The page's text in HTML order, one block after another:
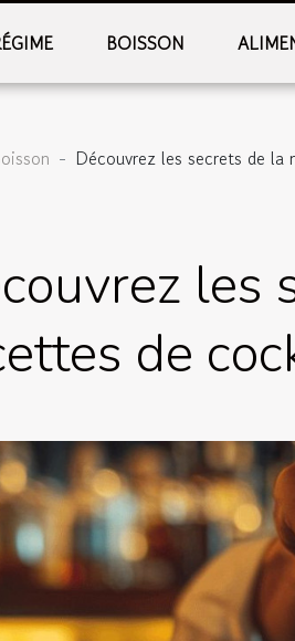
BOISSON
Découvrez les secrets de
les
de